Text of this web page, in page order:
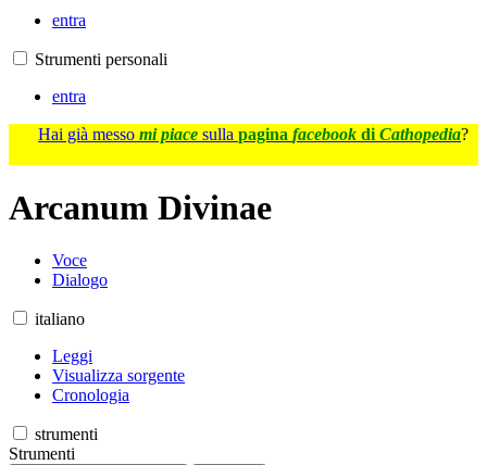
entra
Strumenti personali
entra
Hai già messo mi piace sulla pagina facebook di Cathopedia?
Arcanum Divinae
Voce
Dialogo
italiano
Leggi
Visualizza sorgente
Cronologia
strumenti
Strumenti